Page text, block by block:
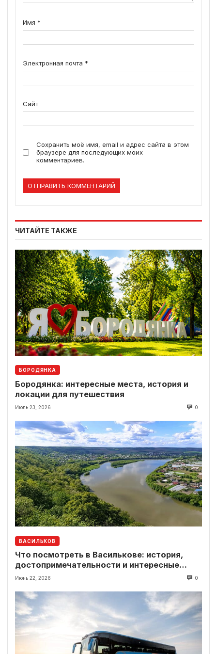
Имя *
Электронная почта *
Сайт
Сохранить моё имя, email и адрес сайта в этом
браузере для последующих моих
комментариев.
ЧИТАЙТЕ ТАКЖЕ
БОРОДЯНКА
Бородянка: интересные места, история и
локации для путешествия
Июль 23, 2026 0
ВАСИЛЬКОВ
Что посмотреть в Василькове: история,
достопримечательности и интересные
локации рядом
Июнь 22, 2026 0